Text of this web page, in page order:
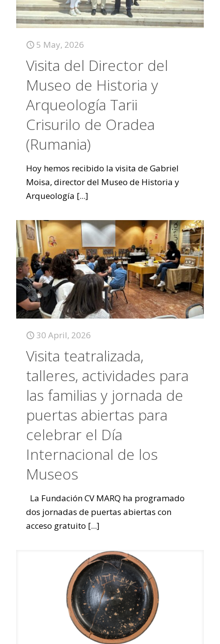
5 May, 2026
Visita del Director del
Museo de Historia y
Arqueología Tarii
Crisurilo de Oradea
(Rumania)
Hoy hemos recibido la visita de Gabriel
Moisa, director del Museo de Historia y
Arqueología [...]
30 April, 2026
Visita teatralizada,
talleres, actividades para
las familias y jornada de
puertas abiertas para
celebrar el Día
Internacional de los
Museos
La Fundación CV MARQ ha programado
dos jornadas de puertas abiertas con
acceso gratuito [...]